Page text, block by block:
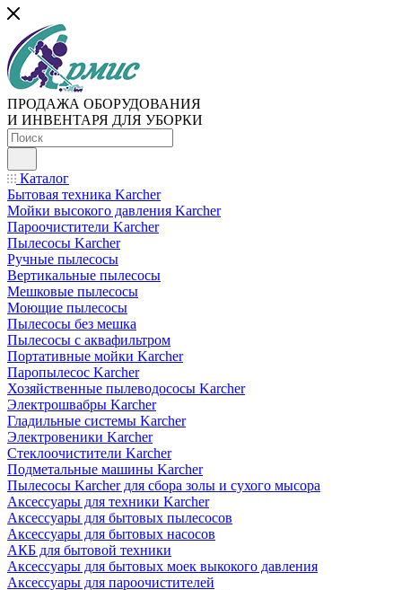
ПРОДАЖА ОБОРУДОВАНИЯ
И ИНВЕНТАРЯ ДЛЯ УБОРКИ
Каталог
Бытовая техника Karcher
Мойки высокого давления Karcher
Пароочистители Karcher
Пылесосы Karcher
Ручные пылесосы
Вертикальные пылесосы
Мешковые пылесосы
Моющие пылесосы
Пылесосы без мешка
Пылесосы с аквафильтром
Портативные мойки Karcher
Паропылесос Karcher
Хозяйственные пылеводососы Karcher
Электрошвабры Karcher
Гладильные системы Karcher
Электровеники Karcher
Стеклоочистители Karcher
Подметальные машины Karcher
Пылесосы Karcher для сбора золы и сухого мысора
Аксессуары для техники Karcher
Аксессуары для бытовых пылесосов
Аксессуары для бытовых насосов
АКБ для бытовой техники
Аксессуары для бытовых моек выкокого давления
Аксессуары для пароочистителей